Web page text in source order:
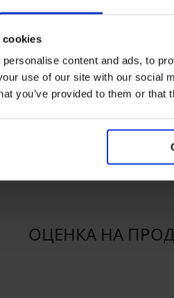
cookies
content and ads, to
use of our site with our social
you’ve provided to them or
Сутиен
ОЦЕНКА НА